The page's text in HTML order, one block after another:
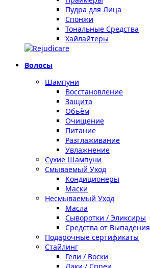
Пудра для Лица
Спонжи
Тональные Средства
Хайлайтеры
Волосы
Шампуни
Восстановление
Защита
Объём
Очищение
Питание
Разглаживание
Увлажнение
Сухие Шампуни
Смываемый Уход
Кондиционеры
Маски
Несмываемый Уход
Масла
Сыворотки / Эликсиры
Средства от Выпадения
Подарочные сертификаты
Стайлинг
Гели / Воски